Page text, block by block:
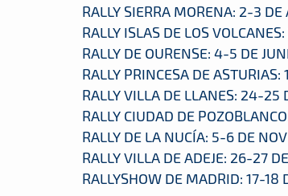
RALLY SIERRA MORENA: 2-3 DE
RALLY ISLAS DE LOS
RALLY DE OURENSE: 4-5 DE
RALLY PRINCESA DE
RALLY VILLA DE LLANES: 24-25
RALLY CIUDAD DE
RALLY DE LA NUCÍA: 5-6 DE
RALLY VILLA DE ADEJE: 26-27
RALLYSHOW DE MADRID: 17-18